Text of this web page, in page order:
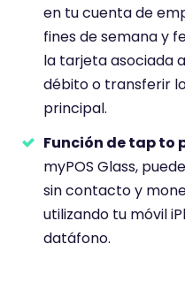
en tu cuenta de
fines de semana y
la tarjeta asociada
débito o transferir
principal.
Función de tap to
myPOS Glass,
sin contacto y
utilizando tu móvil
datáfono.